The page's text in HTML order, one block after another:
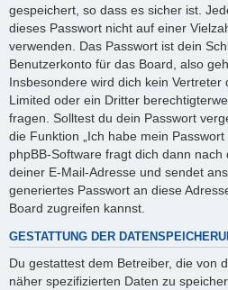
gespeichert, so dass es sicher ist.
dieses Passwort nicht auf einer
verwenden. Das Passwort ist dein
Benutzerkonto für das Board, also
Insbesondere wird dich kein Vertreter
Limited oder ein Dritter
fragen. Solltest du dein Passwort
die Funktion „Ich habe mein
phpBB-Software fragt dich dann
deiner E-Mail-Adresse und sendet
generiertes Passwort an diese
Board zugreifen kannst.
GESTATTUNG DER
Du gestattest dem Betreiber, die von
näher spezifizierten Daten zu